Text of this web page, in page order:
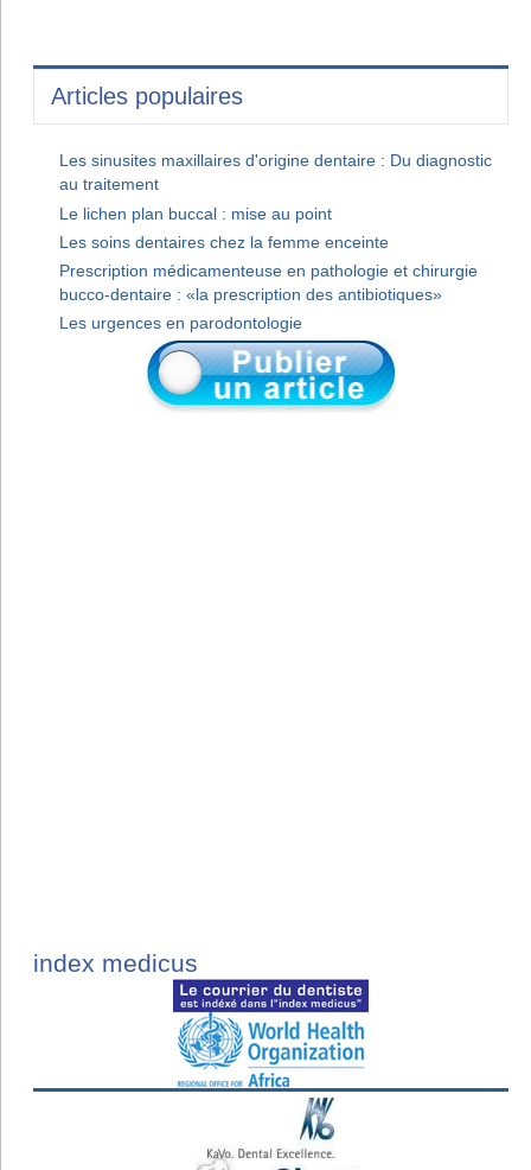
Articles populaires
Les sinusites maxillaires d'origine dentaire : Du diagnostic
au traitement
Le lichen plan buccal : mise au point
Les soins dentaires chez la femme enceinte
Prescription médicamenteuse en pathologie et chirurgie
bucco-dentaire : «la prescription des antibiotiques»
Les urgences en parodontologie
index medicus